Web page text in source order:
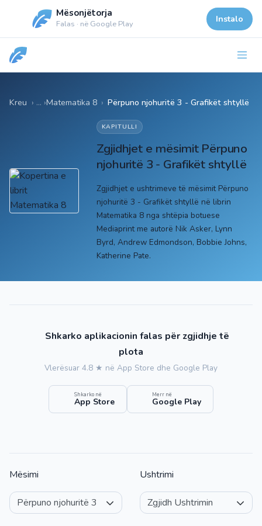
Mësonjëtorja
Falas · në Google Play Instalo
Kreu Matematika 8 › Përpuno njohuritë 3 - Grafikët shtyllë
KAPITULLI
Zgjidhjet e mësimit Përpuno
njohuritë 3 - Grafikët shtyllë
Zgjidhjet e ushtrimeve të mësimit Përpuno
njohuritë 3 - Grafikët shtyllë në librin
Matematika 8 nga shtëpia botuese
Mediaprint me autorë Nik Asker, Lynn
Byrd, Andrew Edmondson, Bobbie Johns,
Katherine Pate.
Shkarko aplikacionin falas për zgjidhje të
plota
Vlerësuar 4.8 ★ në App Store dhe Google Play
Shkarko në
App Store
Merr në
Google Play
Mësimi Ushtrimi